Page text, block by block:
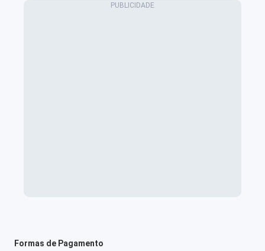
Formas de Pagamento